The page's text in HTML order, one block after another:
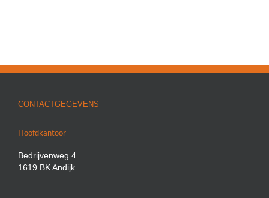
CONTACTGEGEVENS
Hoofdkantoor
Bedrijvenweg 4
1619 BK Andijk